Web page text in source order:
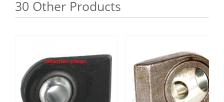
30 Other Products